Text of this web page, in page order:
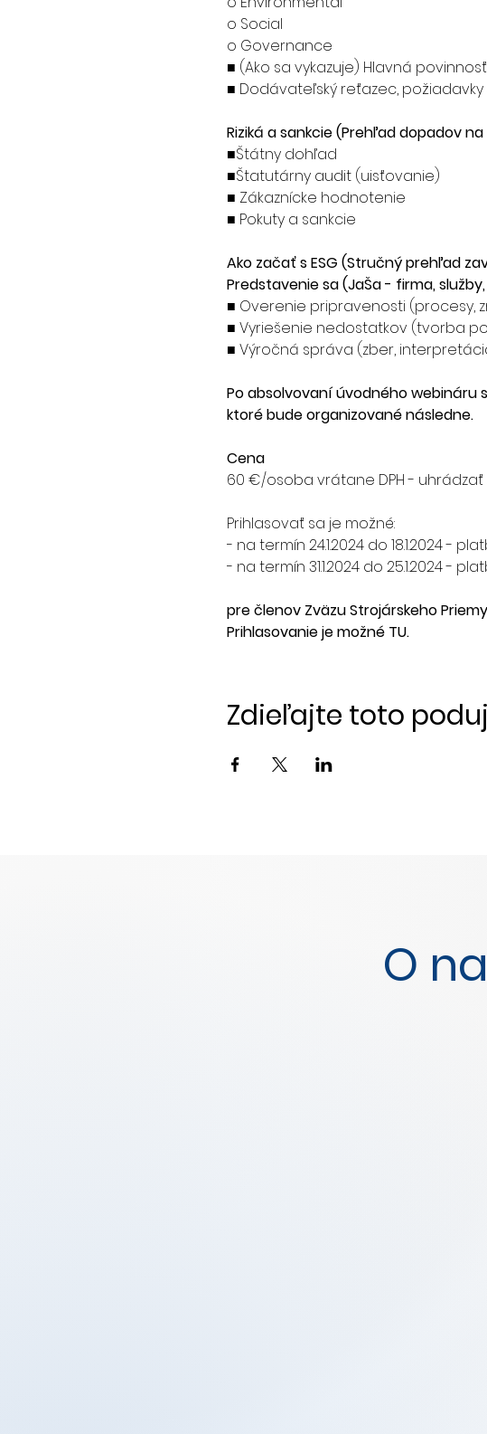
o Social
o Governance
■ (Ako sa vykazuje) Hlavná
■ Dodávateľský reťazec,
Riziká a sankcie (Prehľad dopadov
■Štátny dohľad
■Štatutárny audit (uisťovanie)
■ Zákaznícke hodnotenie
■ Pokuty a sankcie
Ako začať s ESG (Stručný prehľad
Predstavenie sa (JaŠa - firma,
■ Overenie pripravenosti (procesy,
■ Vyriešenie nedostatkov (tvorba
■ Výročná správa (zber,
Po absolvovaní úvodného webináru
ktoré bude organizované následne.
Cena
60 €/osoba vrátane DPH - uhrádzať
Prihlasovať sa je možné:
- na termín 24.1.2024 do 18.1.2024 -
- na termín 31.1.2024 do 25.1.2024 -
pre členov Zväzu Strojárskeho
Prihlasovanie je možné TU.
Zdieľajte toto
O